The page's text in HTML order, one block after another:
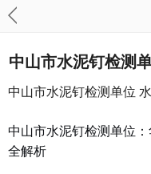
中山市水泥钉检测
中山市水泥钉检测单位
中山市水泥钉检测单位
全解析